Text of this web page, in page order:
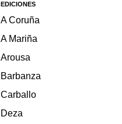
EDICIONES
A Coruña
A Mariña
Arousa
Barbanza
Carballo
Deza